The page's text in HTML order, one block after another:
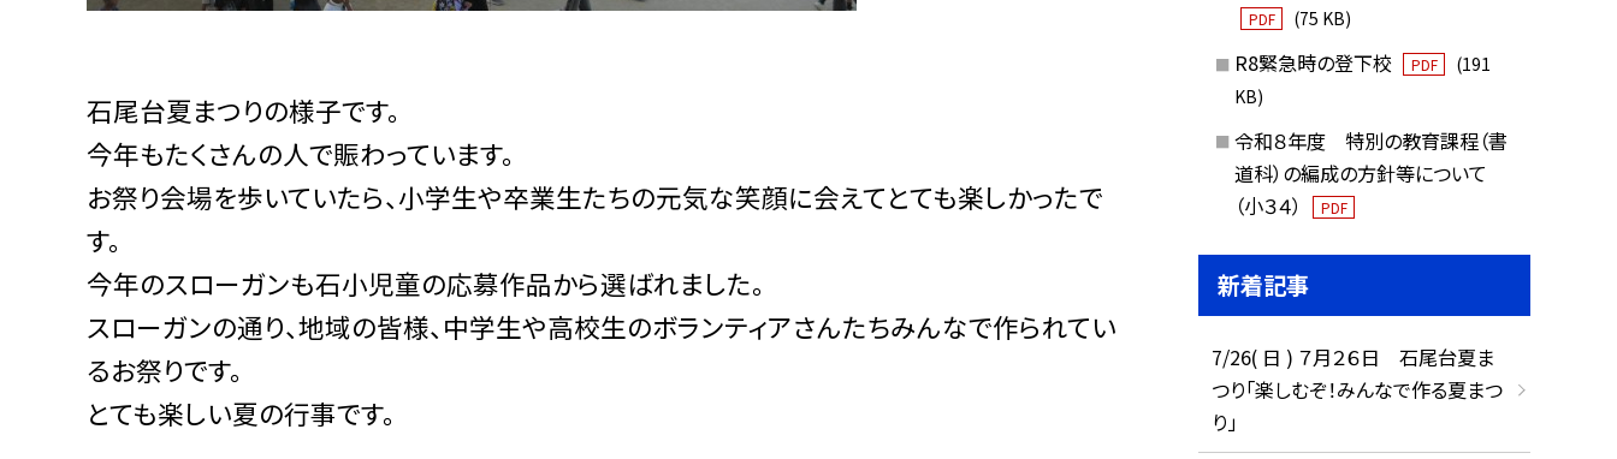
石尾台夏まつりの様子です。
今年もたくさんの人で賑わっています。
お祭り会場を歩いていたら、小学生や卒業生たちの元気な笑顔に会えてとても楽しかったで
す。
今年のスローガンも石小児童の応募作品から選ばれました。
スローガンの通り、地域の皆様、中学生や高校生のボランティアさんたちみんなで作られてい
るお祭りです。
とても楽しい夏の行事です。
PDF (75 KB)
R8緊急時の登下校 PDF
(191
KB)
令和８年度 特別の教育課程（書
道科）の編成の方針等について
（小３４）
PDF
新着記事
7/26( 日 ) ７月２６日 石尾台夏ま
つり「楽しむぞ！みんなで作る夏まつ
り」